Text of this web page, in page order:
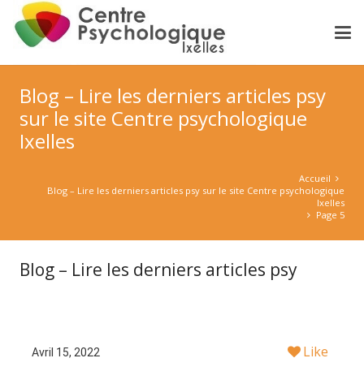
Blog – Lire les derniers articles psy
sur le site Centre psychologique
Ixelles
Accueil
Blog – Lire les derniers articles psy sur le site Centre psychologique
Ixelles
Page 5
Blog – Lire les derniers articles psy
Avril 15, 2022 Like